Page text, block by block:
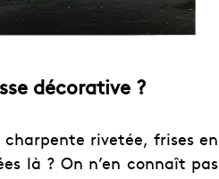
décorative ?
rivetée, frises en
là ? On n’en connaît pas